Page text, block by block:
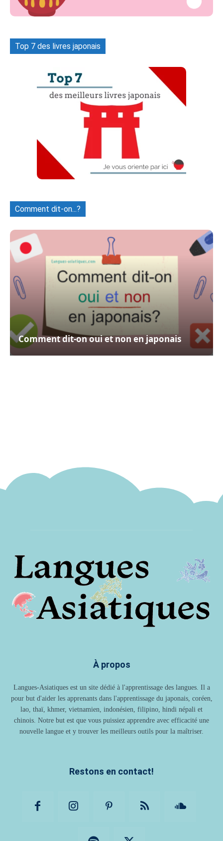
Top 7 des livres japonais
Comment dit-on...?
Comment dit-on oui et non en japonais
À propos
Langues-Asiatiques est un site dédié à l'apprentissage des langues. Il a
pour but d'aider les apprenants dans l'apprentissage du japonais, coréen,
lao, thaï, khmer, vietnamien, indonésien, filipino, hindi népali et
chinois. Notre but est que vous puissiez apprendre avec efficacité une
nouvelle langue et y trouver les meilleurs outils pour la maîtriser.
Restons en contact!